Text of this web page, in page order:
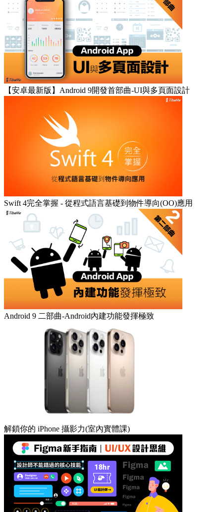
【安卓最新版】Android 9開發首部曲-UI與多頁面設計
Swift 4完全掌握 - 從程式語言基礎到物件導向(OO)應用
Android 9 二部曲-Android內建功能發揮極致
解鎖你的 iPhone 攝影力(室內實體課)